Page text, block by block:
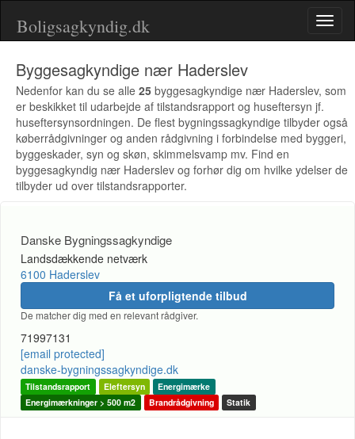
Boligsagkyndig.dk
Byggesagkyndige nær Haderslev
Nedenfor kan du se alle 25 byggesagkyndige nær Haderslev, som
er beskikket til udarbejde af tilstandsrapport og huseftersyn jf.
huseftersynsordningen. De flest bygningssagkyndige tilbyder også
køberrådgivninger og anden rådgivning i forbindelse med byggeri,
byggeskader, syn og skøn, skimmelsvamp mv. Find en
byggesagkyndig nær Haderslev og forhør dig om hvilke ydelser de
tilbyder ud over tilstandsrapporter.
Danske Bygningssagkyndige
Landsdækkende netværk
6100 Haderslev
Få et uforpligtende tilbud
De matcher dig med en relevant rådgiver.
71997131
[email protected]
danske-bygningssagkyndige.dk
Tilstandsrapport Eleftersyn
Energimærke
Energimærkninger > 500 m2
Brandrådgivning Statik